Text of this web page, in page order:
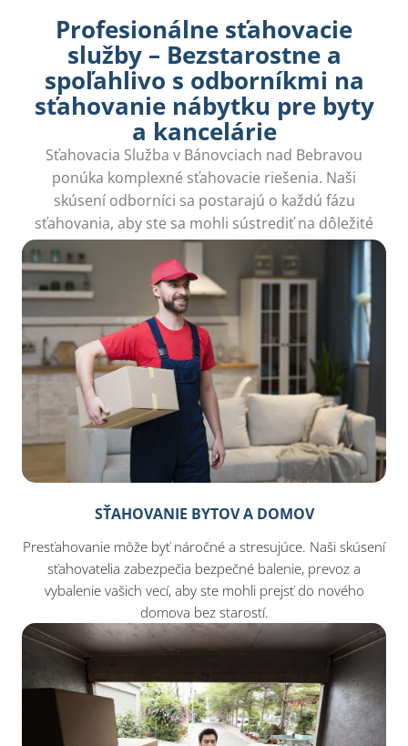
Profesionálne sťahovacie
služby – Bezstarostne a
spoľahlivo s odborníkmi na
sťahovanie nábytku pre byty
a kancelárie
Sťahovacia Služba v Bánovciach nad Bebravou
ponúka komplexné sťahovacie riešenia. Naši
skúsení odborníci sa postarajú o každú fázu
sťahovania, aby ste sa mohli sústrediť na dôležité
veci.
SŤAHOVANIE BYTOV A DOMOV
Presťahovanie môže byť náročné a stresujúce. Naši skúsení
sťahovatelia zabezpečia bezpečné balenie, prevoz a
vybalenie vašich vecí, aby ste mohli prejsť do nového
domova bez starostí.